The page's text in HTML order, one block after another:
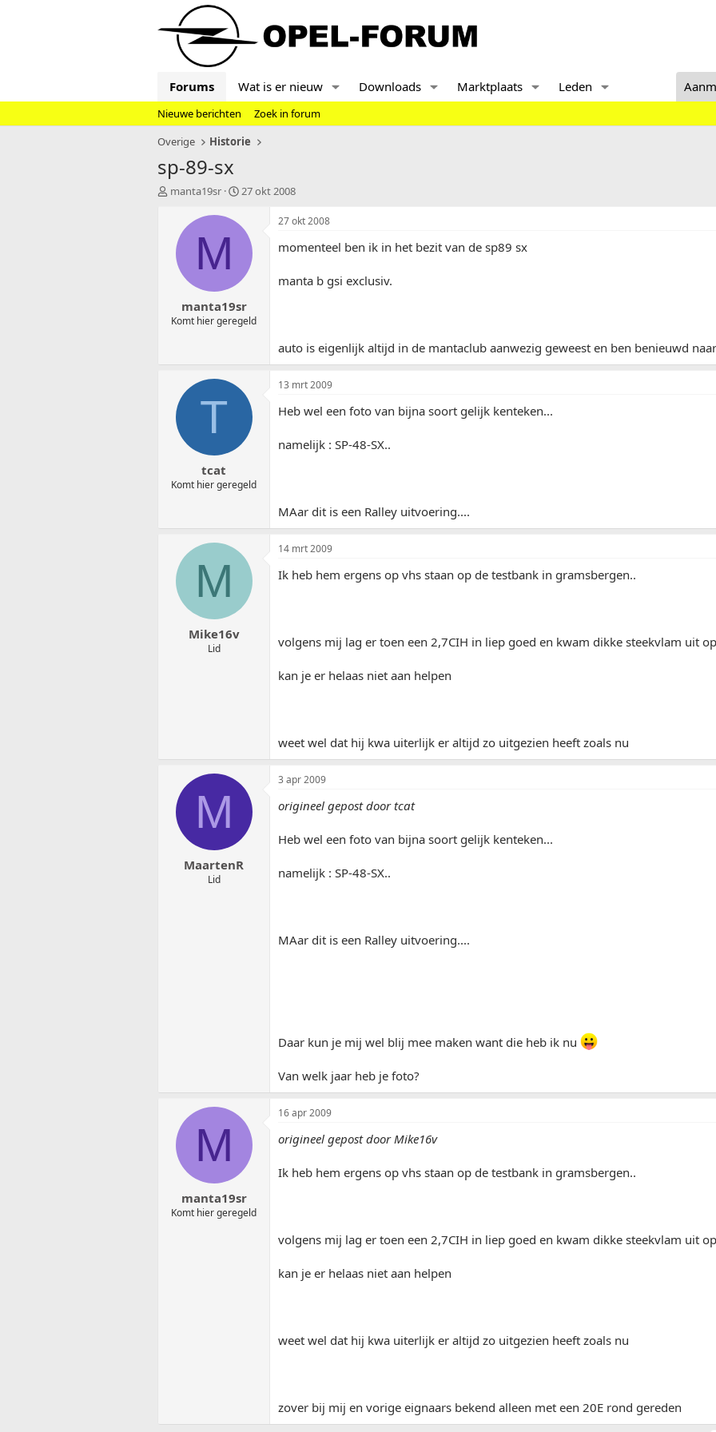
Forums Wat is er nieuw Downloads Marktplaats Leden
Nieuwe berichten
Zoek in forum
Overige
Historie
sp-89-sx
T
t
manta19sr
S
r
a
u
m
27 okt 2008
M
manta19sr
Komt hier geregeld
27 okt 2008
momenteel ben ik in het bezit van de sp89 sx
manta b gsi exclusiv.
auto is eigenlijk altijd in de mantaclub aanwezig geweest en ben benieuwd
T
tcat
Komt hier geregeld
13 mrt 2009
Heb wel een foto van bijna soort gelijk kenteken...
namelijk : SP-48-SX..
MAar dit is een Ralley uitvoering....
M
Mike16v
Lid
14 mrt 2009
Ik heb hem ergens op vhs staan op de testbank in gramsbergen..
volgens mij lag er toen een 2,7CIH in liep goed en kwam dikke steekvlam uit
kan je er helaas niet aan helpen
weet wel dat hij kwa uiterlijk er altijd zo uitgezien heeft zoals nu
M
MaartenR
Lid
3 apr 2009
origineel gepost door tcat
Heb wel een foto van bijna soort gelijk kenteken...
namelijk : SP-48-SX..
MAar dit is een Ralley uitvoering....
Daar kun je mij wel blij mee maken want die heb ik nu
Van welk jaar heb je foto?
M
manta19sr
Komt hier geregeld
16 apr 2009
origineel gepost door Mike16v
Ik heb hem ergens op vhs staan op de testbank in gramsbergen..
volgens mij lag er toen een 2,7CIH in liep goed en kwam dikke steekvlam uit
kan je er helaas niet aan helpen
weet wel dat hij kwa uiterlijk er altijd zo uitgezien heeft zoals nu
zover bij mij en vorige eignaars bekend alleen met een 20E rond gereden